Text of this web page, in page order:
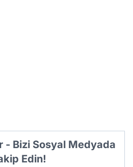
- Bizi Sosyal Medyada
Edin!